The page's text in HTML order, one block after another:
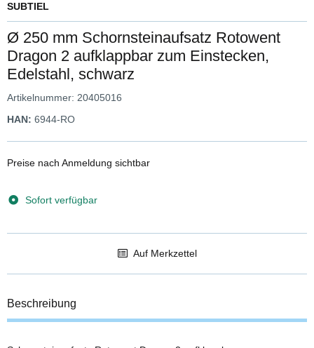
SUBTIEL
Ø 250 mm Schornsteinaufsatz Rotowent
Dragon 2 aufklappbar zum Einstecken,
Edelstahl, schwarz
Artikelnummer: 20405016
HAN: 6944-RO
Preise nach Anmeldung sichtbar
Sofort verfügbar
Auf Merkzettel
Beschreibung